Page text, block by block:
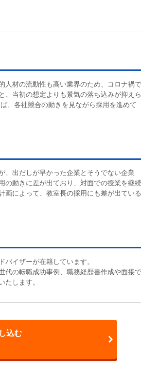
人材の流動性も高い業界のため、コロナ禍で
、当初の想定よりも景気の落ち込みが抑えら
、各社競合の動きを見ながら採用を進めて
、出だしが早かった企業とそうでない企業
の動きに差が出ており、対面での授業を継続
画によって、教室長の採用にも差が出ている
イザーが在籍しています。
代の転職成功事例、職務経歴書作成や面接で
たします。
込む